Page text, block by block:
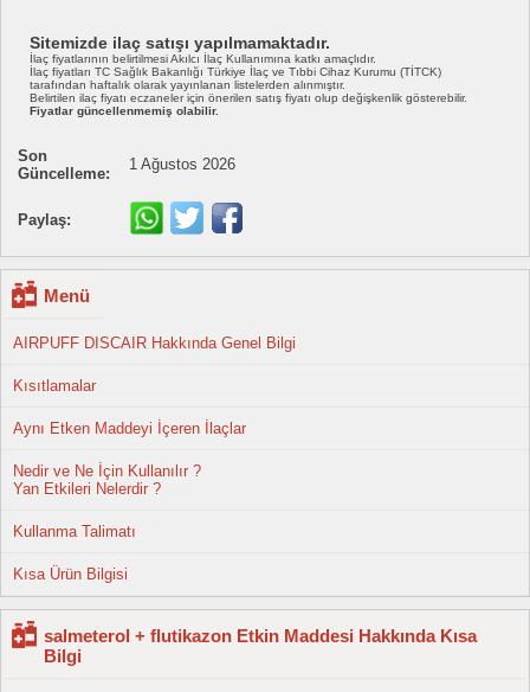
Sitemizde ilaç satışı yapılmamaktadır.
İlaç fiyatlarının belirtilmesi Akılcı İlaç Kullanımına katkı amaçlıdır.
İlaç fiyatları TC Sağlık Bakanlığı Türkiye İlaç ve Tıbbi Cihaz Kurumu (TİTCK)
tarafından haftalık olarak yayınlanan listelerden alınmıştır.
Belirtilen ilaç fiyatı eczaneler için önerilen satış fiyatı olup değişkenlik gösterebilir.
Fiyatlar güncellenmemiş olabilir.
Son
Güncelleme:
1 Ağustos 2026
Paylaş:
Menü
AIRPUFF DISCAIR Hakkında Genel Bilgi
Kısıtlamalar
Aynı Etken Maddeyi İçeren İlaçlar
Nedir ve Ne İçin Kullanılır ?
Yan Etkileri Nelerdir ?
Kullanma Talimatı
Kısa Ürün Bilgisi
salmeterol + flutikazon Etkin Maddesi Hakkında Kısa
Bilgi